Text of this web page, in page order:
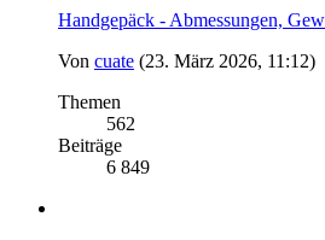
Handgepäck - Abmessungen,
Von cuate (23. März 2026, 11:12)
Themen
562
Beiträge
6 849